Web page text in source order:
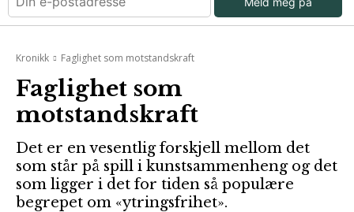
Kronikk Faglighet som motstandskraft
Faglighet som
motstandskraft
Det er en vesentlig forskjell mellom det
som står på spill i kunstsammenheng og det
som ligger i det for tiden så populære
begrepet om «ytringsfrihet».